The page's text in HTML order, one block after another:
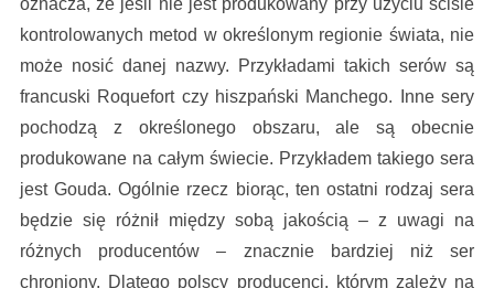
kontrolowanych metod w określonym regionie świata, nie
może nosić danej nazwy. Przykładami takich serów są
francuski Roquefort czy hiszpański Manchego. Inne sery
pochodzą z określonego obszaru, ale są obecnie
produkowane na całym świecie. Przykładem takiego sera
jest Gouda. Ogólnie rzecz biorąc, ten ostatni rodzaj sera
będzie się różnił między sobą jakością – z uwagi na
różnych producentów – znacznie bardziej niż ser
chroniony. Dlatego polscy producenci, którym zależy na